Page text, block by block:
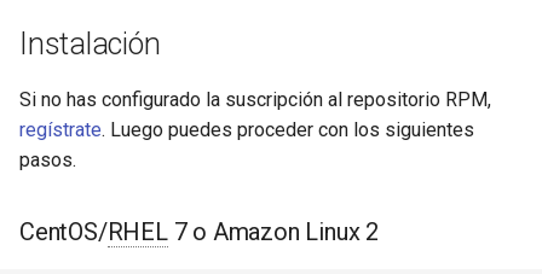
z
a
n
o
abuse-guard
accept-language
access-control
Comparación
Servidor Web Tengine -
Rocky Linux
Módulos de NGINX para el
Paquetes RPM
Instalación
Si no has configurado la suscripción al repositorio RPM,
regístrate. Luego puedes proceder con los siguientes
pasos.
CentOS/RHEL7 o Amazon Linux 2